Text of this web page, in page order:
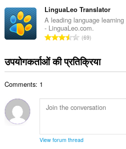
ख्या
:
ग
की
कु
ल
ख्या
:
LinguaLeo Translator
A leading language
- LinguaLeo.com.
रे
ग
की
सं
ख्या
69
उपयोगकर्ताओं की प्रतिक्रिया
Comments: 1
View forum thread